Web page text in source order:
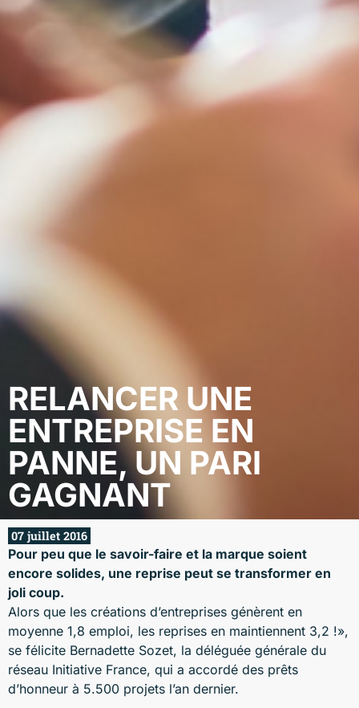
RELANCER UNE
ENTREPRISE EN
PANNE, UN PARI
GAGNANT
07 juillet 2016
Pour peu que le savoir-faire et la marque soient
encore solides, une reprise peut se transformer en
joli coup.
Alors que les créations d’entreprises génèrent en
moyenne 1,8 emploi, les reprises en maintiennent 3,2 !»,
se félicite Bernadette Sozet, la déléguée générale du
réseau Initiative France, qui a accordé des prêts
d’honneur à 5.500 projets l’an dernier.